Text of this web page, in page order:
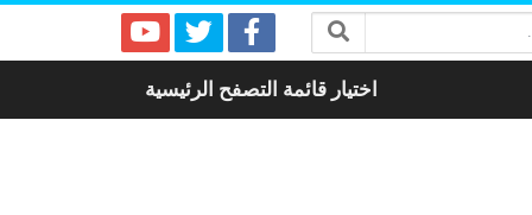
اختيار قائمة التصفح الرئيسية